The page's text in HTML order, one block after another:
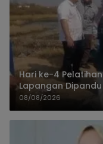
Hari ke-4
Lapangan
08/08/2026